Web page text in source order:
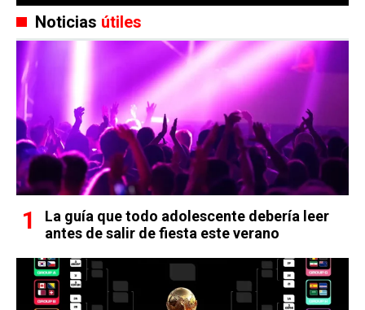
Noticias útiles
La guía que todo adolescente debería leer
antes de salir de fiesta este verano